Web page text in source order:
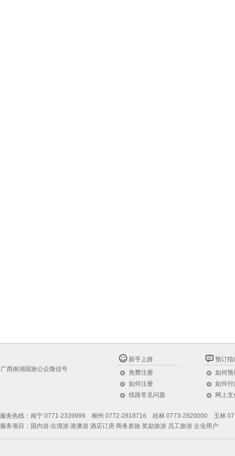
广西南湖国旅公众微信号
新手上路
免费注册
如何注册
线路常见问题
预订指
如何预
如何付
网上
服务热线：南宁 0771-2339999 柳州 0772-2818716 桂林 0773-2820000 玉林
服务项目：国内游 出境游 港澳游 酒店订房 商务差旅 奖励旅游 员工旅游 企业用户